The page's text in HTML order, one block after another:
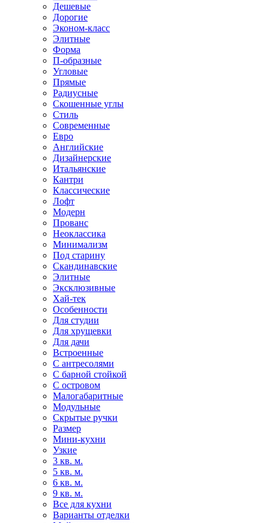
Дешевые
Дорогие
Эконом-класс
Элитные
Форма
П-образные
Угловые
Прямые
Радиусные
Скошенные углы
Стиль
Современные
Евро
Английские
Дизайнерские
Итальянские
Кантри
Классические
Лофт
Модерн
Прованс
Неоклассика
Минимализм
Под старину
Скандинавские
Элитные
Эксклюзивные
Хай-тек
Особенности
Для студии
Для хрущевки
Для дачи
Встроенные
С антресолями
С барной стойкой
С островом
Малогабаритные
Модульные
Скрытые ручки
Размер
Мини-кухни
Узкие
3 кв. м.
5 кв. м.
6 кв. м.
9 кв. м.
Все для кухни
Варианты отделки